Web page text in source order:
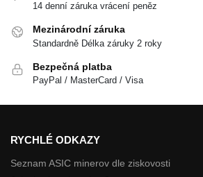
14 denní záruka vrácení peněz
Mezinárodní záruka
Standardně Délka záruky 2 roky
Bezpečná platba
PayPal / MasterCard / Visa
RYCHLÉ ODKAZY
Seznam ASIC minerov dle ziskovosti